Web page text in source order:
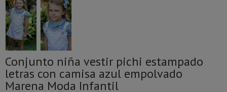
Conjunto niña vestir pichi estampado
letras con camisa azul empolvado
Marena Moda Infantil